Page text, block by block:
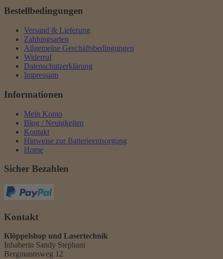
Bestellbedingungen
Versand & Lieferung
Zahlungsarten
Allgemeine Geschäftsbedingungen
Widerruf
Datenschutzerklärung
Impressum
Informationen
Mein Konto
Blog / Neuigkeiten
Kontakt
Hinweise zur Batterieentsorgung
Home
Sicher Bezahlen
Kontakt
Klöppelshop und Lasertechnik
Inhaberin Sandy Stephani
Bergmannsweg 12